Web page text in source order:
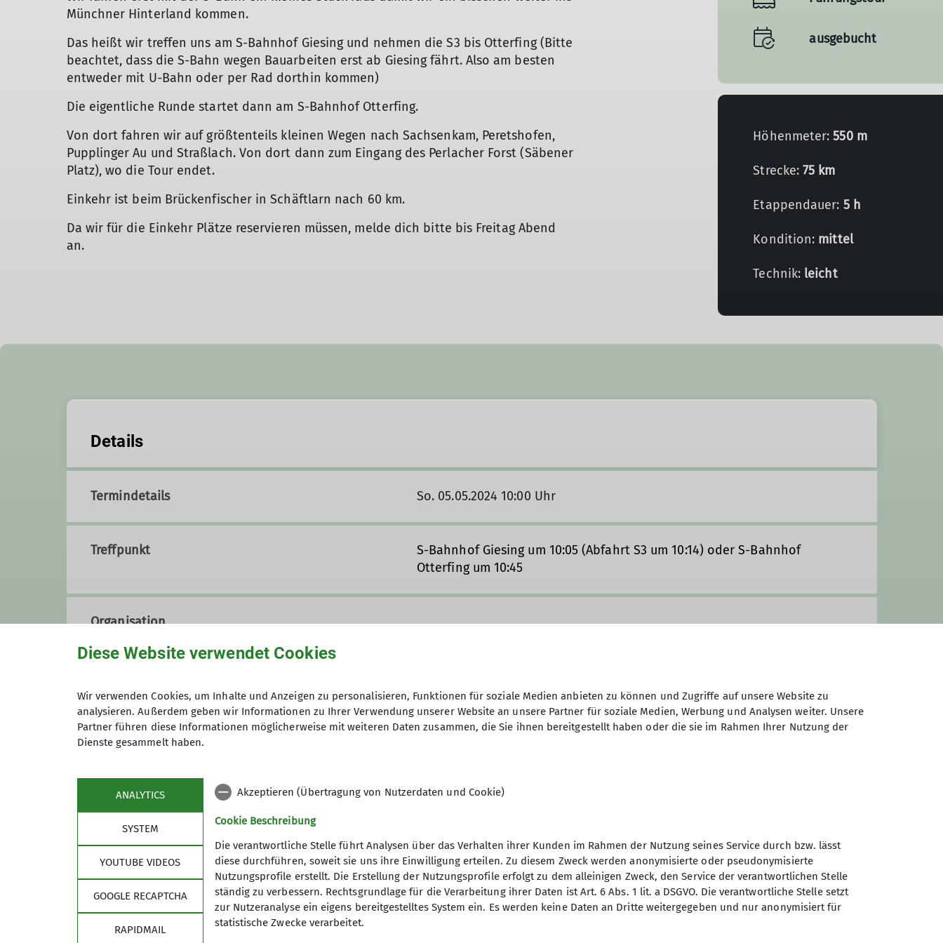
Münchner Hinterland kommen.
Das heißt wir treffen uns am S-Bahnhof Giesing und nehmen die S3 bis Otterfing (Bitte
beachtet, dass die S-Bahn wegen Bauarbeiten erst ab Giesing fährt. Also am besten
entweder mit U-Bahn oder per Rad dorthin kommen)
Die eigentliche Runde startet dann am S-Bahnhof Otterfing.
Von dort fahren wir auf größtenteils kleinen Wegen nach Sachsenkam, Peretshofen,
Pupplinger Au und Straßlach. Von dort dann zum Eingang des Perlacher Forst (Säbener
Platz), wo die Tour endet.
Einkehr ist beim Brückenfischer in Schäftlarn nach 60 km.
Da wir für die Einkehr Plätze reservieren müssen, melde dich bitte bis Freitag Abend
an.
ausgebucht
Höhenmeter:550 m
Strecke:75 km
Etappendauer: 5 h
Kondition: mittel
Technik: leicht
Details
Termindetails So. 05.05.2024 10:00 Uhr
Treffpunkt
S-Bahnhof Giesing um 10:05 (Abfahrt S3 um 10:14) oder S-Bahnhof
Otterfing um 10:45
Organisation
+49 151 65139839 nicola.b@dav-goc.de
Qualifikationen
Kletterbetreuer*in Breitensport
Details
Sektion
Für Vielfalt, Akzeptanz und Offenheit
Mitglied werden
Sektion GOC des Deutschen
Alpenvereins e.V.
Müllerstr. 14
Diese Website verwendet Cookies
Wir verwenden Cookies, um Inhalte und Anzeigen zu personalisieren, Funktionen für soziale Medien anbieten zu können und Zugriffe auf unsere Website zu
analysieren. Außerdem geben wir Informationen zu Ihrer Verwendung unserer Website an unsere Partner für soziale Medien, Werbung und Analysen weiter. Unsere
Partner führen diese Informationen möglicherweise mit weiteren Daten zusammen, die Sie ihnen bereitgestellt haben oder die sie im Rahmen Ihrer Nutzung der
Dienste gesammelt haben.
ANALYTICS
SYSTEM
YOUTUBE VIDEOS
GOOGLE RECAPTCHA
RAPIDMAIL
Akzeptieren (Übertragung von Nutzerdaten und Cookie)
Cookie Beschreibung
Die verantwortliche Stelle führt Analysen über das Verhalten ihrer Kunden im Rahmen der Nutzung seines Service durch bzw. lässt
diese durchführen, soweit sie uns ihre Einwilligung erteilen. Zu diesem Zweck werden anonymisierte oder pseudonymisierte
Nutzungsprofile erstellt. Die Erstellung der Nutzungsprofile erfolgt zu dem alleinigen Zweck, den Service der verantwortlichen Stelle
ständig zu verbessern. Rechtsgrundlage für die Verarbeitung ihrer Daten ist Art. 6 Abs. 1 lit. a DSGVO. Die verantwortliche Stelle setzt
zur Nutzeranalyse ein eigens bereitgestelltes System ein. Es werden keine Daten an Dritte weitergegeben und nur anonymisiert für
statistische Zwecke verarbeitet.